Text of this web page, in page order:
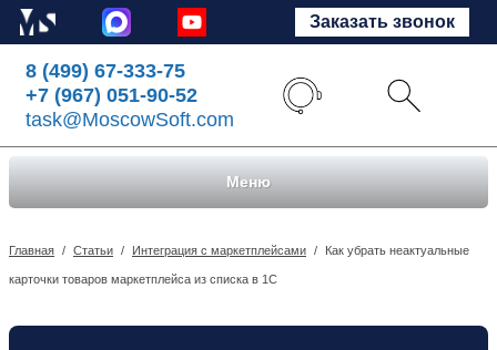
Заказать звонок
8 (499) 67-333-75
+7 (967) 051-90-52
task@MoscowSoft.com
Меню
Главная / Статьи / Интеграция с маркетплейсами / Как убрать неактуальные
карточки товаров маркетплейса из списка в 1С